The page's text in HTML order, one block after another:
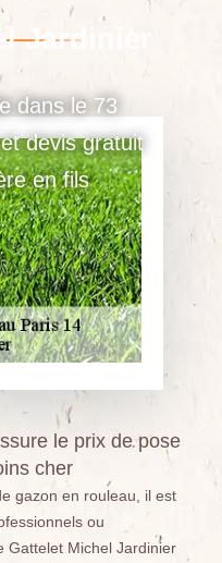
Jardinier
dans le 73
devis gratuit
en fils
le prix de pose
cher
gazon en rouleau, il est
ou
Gattelet Michel Jardinier